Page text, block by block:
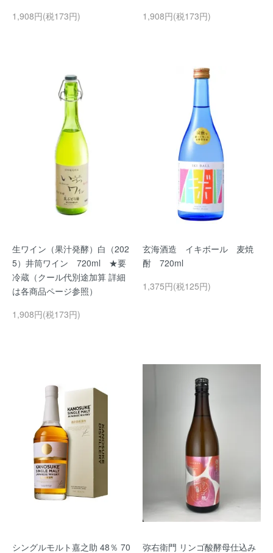
1,908円(税173円)
1,908円(税173円)
生ワイン（果汁発酵）白（202
5）井筒ワイン 720ml ★要
冷蔵（クール代別途加算 詳細
は各商品ページ参照）
1,908円(税173円)
玄海酒造 イキボール 麦焼
酎 720ml
1,375円(税125円)
シングルモルト嘉之助 48％ 70
弥右衛門 リンゴ酸酵母仕込み